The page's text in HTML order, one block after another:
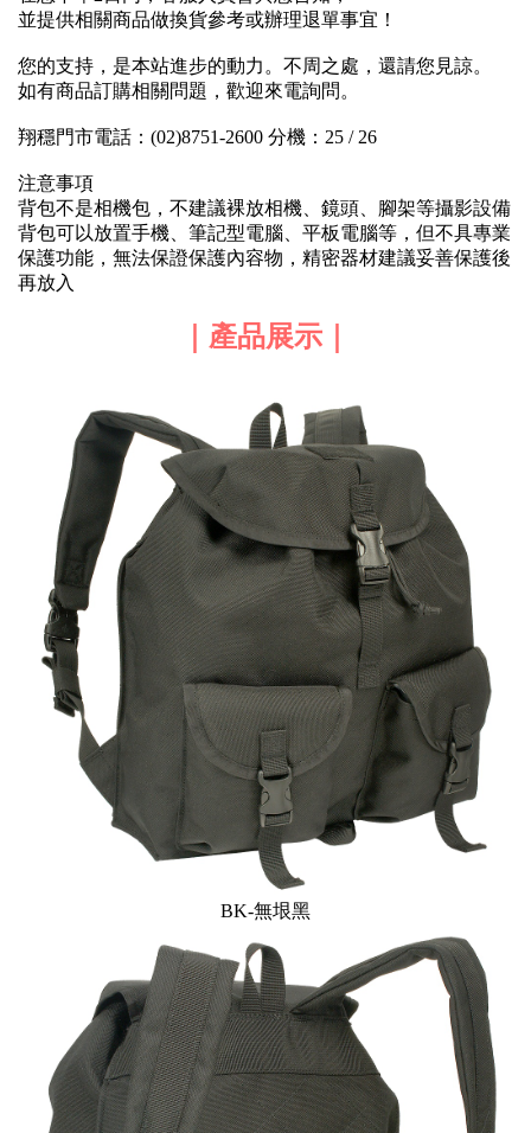
並提供相關商品做換貨參考或辦理退單事宜！
您的支持，是本站進步的動力。不周之處，還請您見諒。
如有商品訂購相關問題，歡迎來電詢問。
翔穩門市電話：(02)8751-2600 分機：25 / 26
注意事項
背包不是相機包，不建議裸放相機、鏡頭、腳架等攝影設備
背包可以放置手機、筆記型電腦、平板電腦等，但不具專業
保護功能，無法保證保護內容物，精密器材建議妥善保護後
再放入
｜產品展示｜
BK-無垠黑